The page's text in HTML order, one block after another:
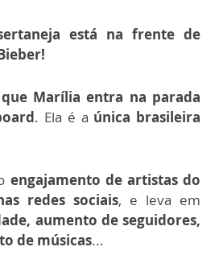
está na frente de
que Marília entra na parada
. Ela é a única brasileira
engajamento de artistas do
redes sociais, e leva em
aumento de seguidores,
de músicas...